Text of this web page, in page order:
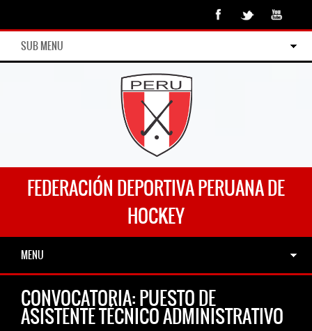
SUB MENU
FEDERACIÓN DEPORTIVA PERUANA DE
HOCKEY
MENU
CONVOCATORIA: PUESTO DE
ASISTENTE TÉCNICO ADMINISTRATIVO